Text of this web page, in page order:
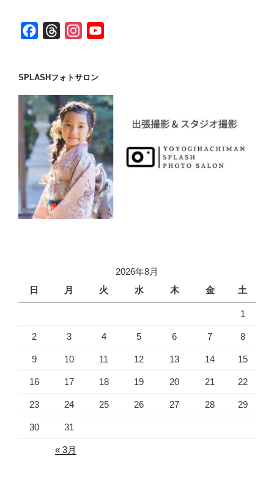
e
b
o
o
e
d
s
t
a
g
a
m
u
b
e
C
h
a
n
n
SPLASHフォトサロン
2026年8月
日
月 火 水 木 金 土
1
2 3 4 5 6 7 8
9 10 11 12 13 14 15
16 17 18 19 20 21 22
23 24 25 26 27 28 29
30 31
« 3月